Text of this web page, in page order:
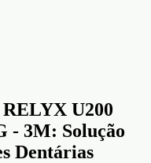
U200
- 3M: Solução
Dentárias